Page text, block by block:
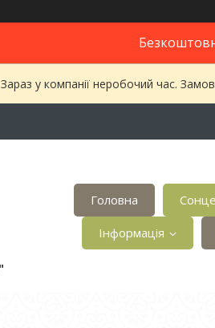
Зараз у компанії неробочий час.
Головна
Інформація